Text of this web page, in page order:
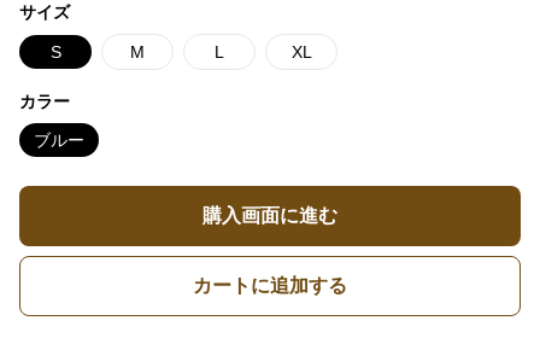
サイズ
S M L XL
カラー
ブルー
購入画面に進む
カートに追加する